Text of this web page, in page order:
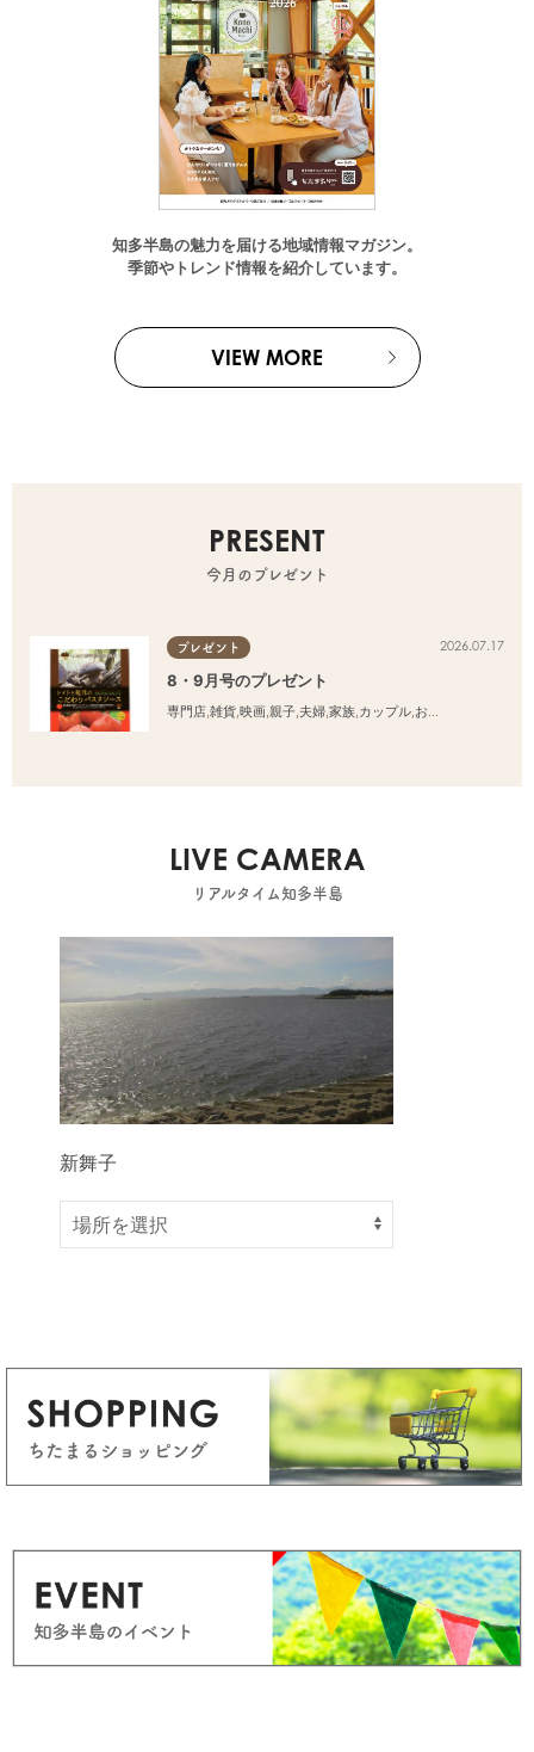
知多半島の魅力を届ける地域情報マガジン。
季節やトレンド情報を紹介しています。
VIEW MORE
PRESENT
今月のプレゼント
プレゼント 2026.07.17
8・9月号のプレゼント
専門店 雑貨 映画 親子 夫婦 家族 カップル おひとりさま
LIVE CAMERA
リアルタイム知多半島
新舞子